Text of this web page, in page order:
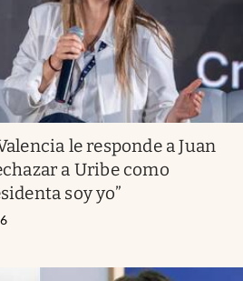
le responde a Juan
a Uribe como
soy yo”